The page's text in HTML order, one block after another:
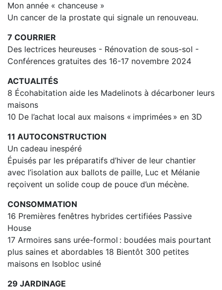
Mon année « chanceuse »
Un cancer de la prostate qui signale un renouveau.
7 COURRIER
Des lectrices heureuses - Rénovation de sous-sol -
Conférences gratuites des 16-17 novembre 2024
ACTUALITÉS
8 Écohabitation aide les Madelinots à décarboner leurs
maisons
10 De l’achat local aux maisons « imprimées » en 3D
11 AUTOCONSTRUCTION
Un cadeau inespéré
Épuisés par les préparatifs d’hiver de leur chantier
avec l’isolation aux ballots de paille, Luc et Mélanie
reçoivent un solide coup de pouce d’un mécène.
CONSOMMATION
16 Premières fenêtres hybrides certifiées Passive
House
17 Armoires sans urée-formol : boudées mais pourtant
plus saines et abordables 18 Bientôt 300 petites
maisons en Isobloc usiné
29 JARDINAGE